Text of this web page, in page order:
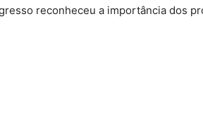
reconheceu a importância dos